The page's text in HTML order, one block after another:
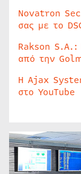
Novatron
σας με το
Rakson
από την
Η Ajax
στο YouTube